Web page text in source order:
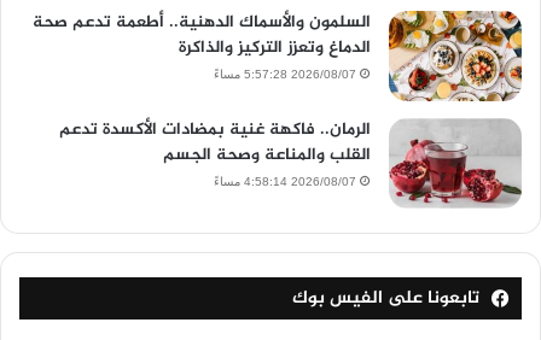
السلمون والأسماك الدهنية.. أطعمة تدعم صحة
الدماغ وتعزز التركيز والذاكرة
2026/08/07 5:57:28 مساءً
الرمان.. فاكهة غنية بمضادات الأكسدة تدعم
القلب والمناعة وصحة الجسم
2026/08/07 4:58:14 مساءً
تابعونا على الفيس بوك